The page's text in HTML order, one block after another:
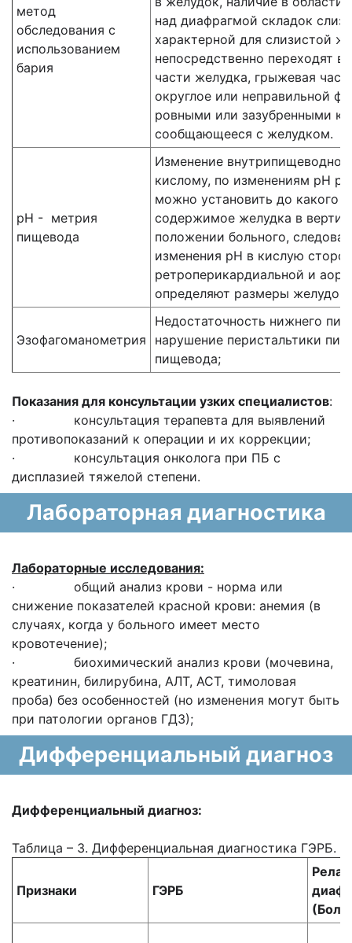
метод
обследования с
использованием
бария
над диафрагмой складок
характерной для слизистой
непосредственно переходят
части желудка, грыжевая
округлое или неправильной
ровными или зазубренными
сообщающееся с желудком.
рН - метрия
пищевода
Изменение
кислому, по изменениям рН
можно установить до какого
содержимое желудка в
положении больного,
изменения рН в кислую
ретроперикардиальной и
определяют размеры
Эзофагоманометрия
Недостаточность нижнего
нарушение перистальтики
пищевода;
Показания для консультации узких специалистов:
· консультация терапевта для выявлений
противопоказаний к операции и их коррекции;
· консультация онколога при ПБ с
дисплазией тяжелой степени.
Лабораторная диагностика
Лабораторные исследования:
· общий анализ крови - норма или
снижение показателей красной крови: анемия (в
случаях, когда у больного имеет место
кровотечение);
· биохимический анализ крови (мочевина,
креатинин, билирубина, АЛТ, АСТ, тимоловая
проба) без особенностей (но изменения могут быть
при патологии органов ГДЗ);
Дифференциальный диагноз
Дифференциальный диагноз:
Таблица – 3. Дифференциальная диагностика ГЭРБ.
Признаки ГЭРБ